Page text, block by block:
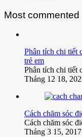
Most commented
Phân tích chi tiết
trẻ em
Phân tích chi tiết
Tháng 12 18,
Cách chăm sóc
Cách chăm sóc
Tháng 3 15, 2017